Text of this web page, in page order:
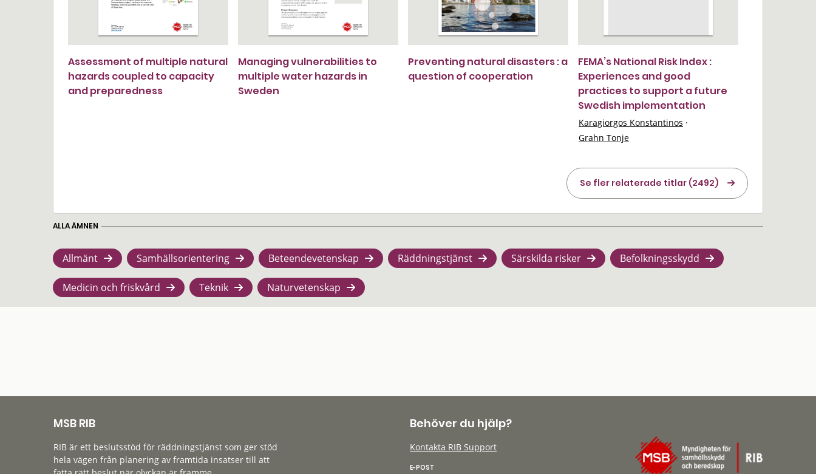
Assessment of multiple natural
hazards coupled to capacity
and preparedness
Managing vulnerabilities to
multiple water hazards in
Sweden
Preventing natural disasters : a
question of cooperation
FEMA’s National Risk Index :
Experiences and good
practices to support a future
Swedish implementation
Karagiorgos Konstantinos ·
Grahn Tonje
Se fler relaterade titlar (2492)
ALLA ÄMNEN
Allmänt Samhällsorientering Beteendevetenskap Räddningstjänst Särskilda risker Befolkningsskydd
Medicin och friskvård Teknik Naturvetenskap
MSB RIB
RIB är ett beslutsstöd för räddningstjänst som ger stöd
hela vägen från planering av framtida insatser till att
Behöver du hjälp?
Kontakta RIB Support
E-POST